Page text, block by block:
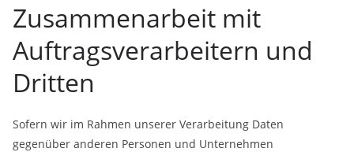
Zusammenarbeit mit
Auftragsverarbeitern und
Dritten
Sofern wir im Rahmen unserer Verarbeitung Daten
gegenüber anderen Personen und Unternehmen